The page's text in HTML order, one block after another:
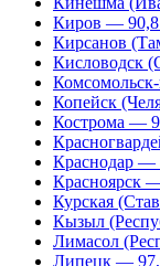
Киров —
Кирсанов
Кисловодск
Копейск
Кострома —
Краснодар —
Красноярск
Курская
Кызыл
Лимасол
Липецк —